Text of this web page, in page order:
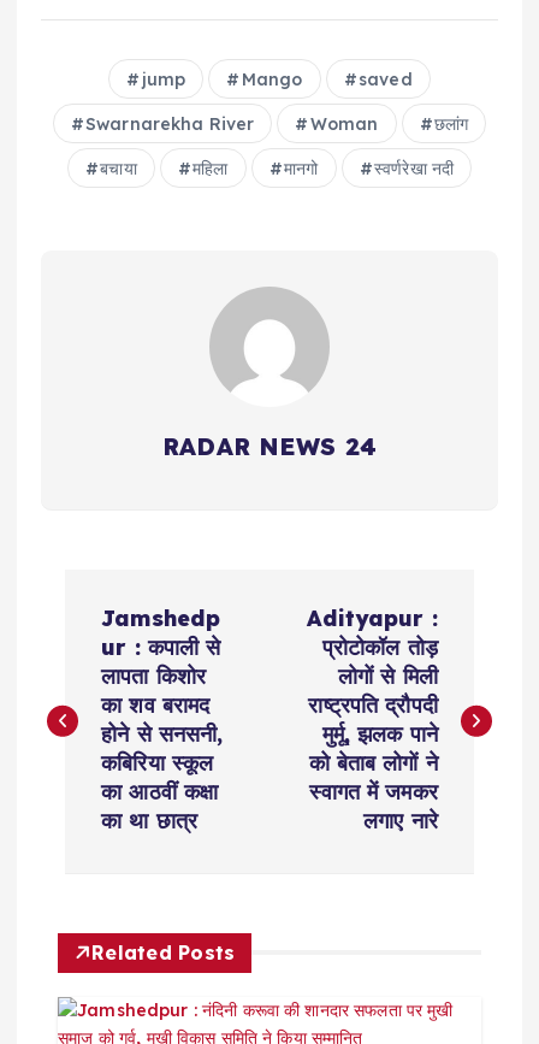
jump Mango saved
Swarnarekha River Woman छलांग
बचाया महिला मानगो स्वर्णरेखा नदी
RADAR NEWS 24
s
v
Jamshedp
ur : कपाली से
लापता किशोर
का शव बरामद
होने से सनसनी,
कबिरिया स्कूल
का आठवीं कक्षा
का था छात्र
Adityapur :
प्रोटोकॉल तोड़
लोगों से मिली
राष्ट्रपति द्रौपदी
मुर्मू, झलक पाने
को बेताब लोगों ने
स्वागत में जमकर
लगाए नारे
Related Posts